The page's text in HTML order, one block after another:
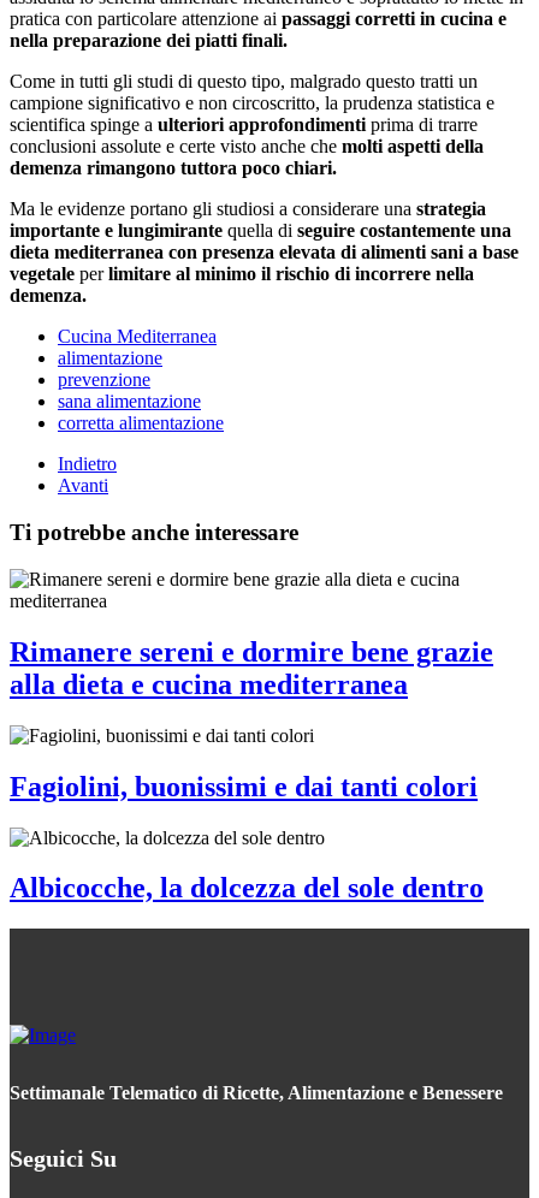
pratica con particolare attenzione ai passaggi corretti in cucina e
nella preparazione dei piatti finali.
Come in tutti gli studi di questo tipo, malgrado questo tratti un
campione significativo e non circoscritto, la prudenza statistica e
scientifica spinge a ulteriori approfondimentiprima di trarre
conclusioni assolute e certe visto anche che molti aspetti della
demenza rimangono tuttora poco chiari.
Ma le evidenze portano gli studiosi a considerare una strategia
importante e lungimirante quella di seguire costantemente una
dieta mediterranea con presenza elevata di alimenti sani a base
vegetale perlimitare al minimo il rischio di incorrere nella
demenza.
Cucina Mediterranea
alimentazione
prevenzione
sana alimentazione
corretta alimentazione
Indietro
Avanti
Ti potrebbe anche interessare
Rimanere sereni e dormire bene grazie
alla dieta e cucina mediterranea
Fagiolini, buonissimi e dai tanti colori
Albicocche, la dolcezza del sole dentro
Settimanale Telematico di Ricette, Alimentazione e Benessere
Seguici Su